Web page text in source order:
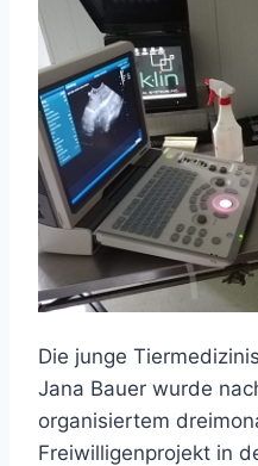
Die junge
Jana Bauer wurde
organisiertem
Freiwilligenprojekt in